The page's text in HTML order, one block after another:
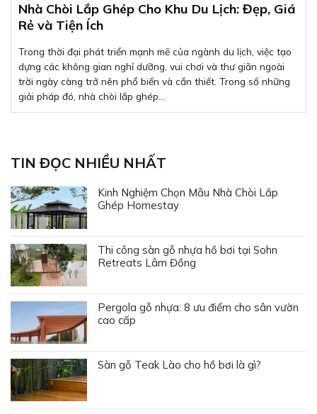
Nhà Chòi Lắp Ghép Cho Khu Du Lịch: Đẹp, Giá
Rẻ và Tiện Ích
Trong thời đại phát triển mạnh mẽ của ngành du lịch, việc tạo
dựng các không gian nghỉ dưỡng, vui chơi và thư giãn ngoài
trời ngày càng trở nên phổ biến và cần thiết. Trong số những
giải pháp đó, nhà chòi lắp ghép...
TIN ĐỌC NHIỀU NHẤT
Kinh Nghiệm Chọn Mẫu Nhà Chòi Lắp
Ghép Homestay
Thi công sàn gỗ nhựa hồ bơi tại Sohn
Retreats Lâm Đồng
Pergola gỗ nhựa: 8 ưu điểm cho sân vườn
cao cấp
Sàn gỗ Teak Lào cho hồ bơi là gì?